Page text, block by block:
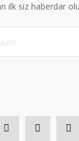
ilk siz haberdar